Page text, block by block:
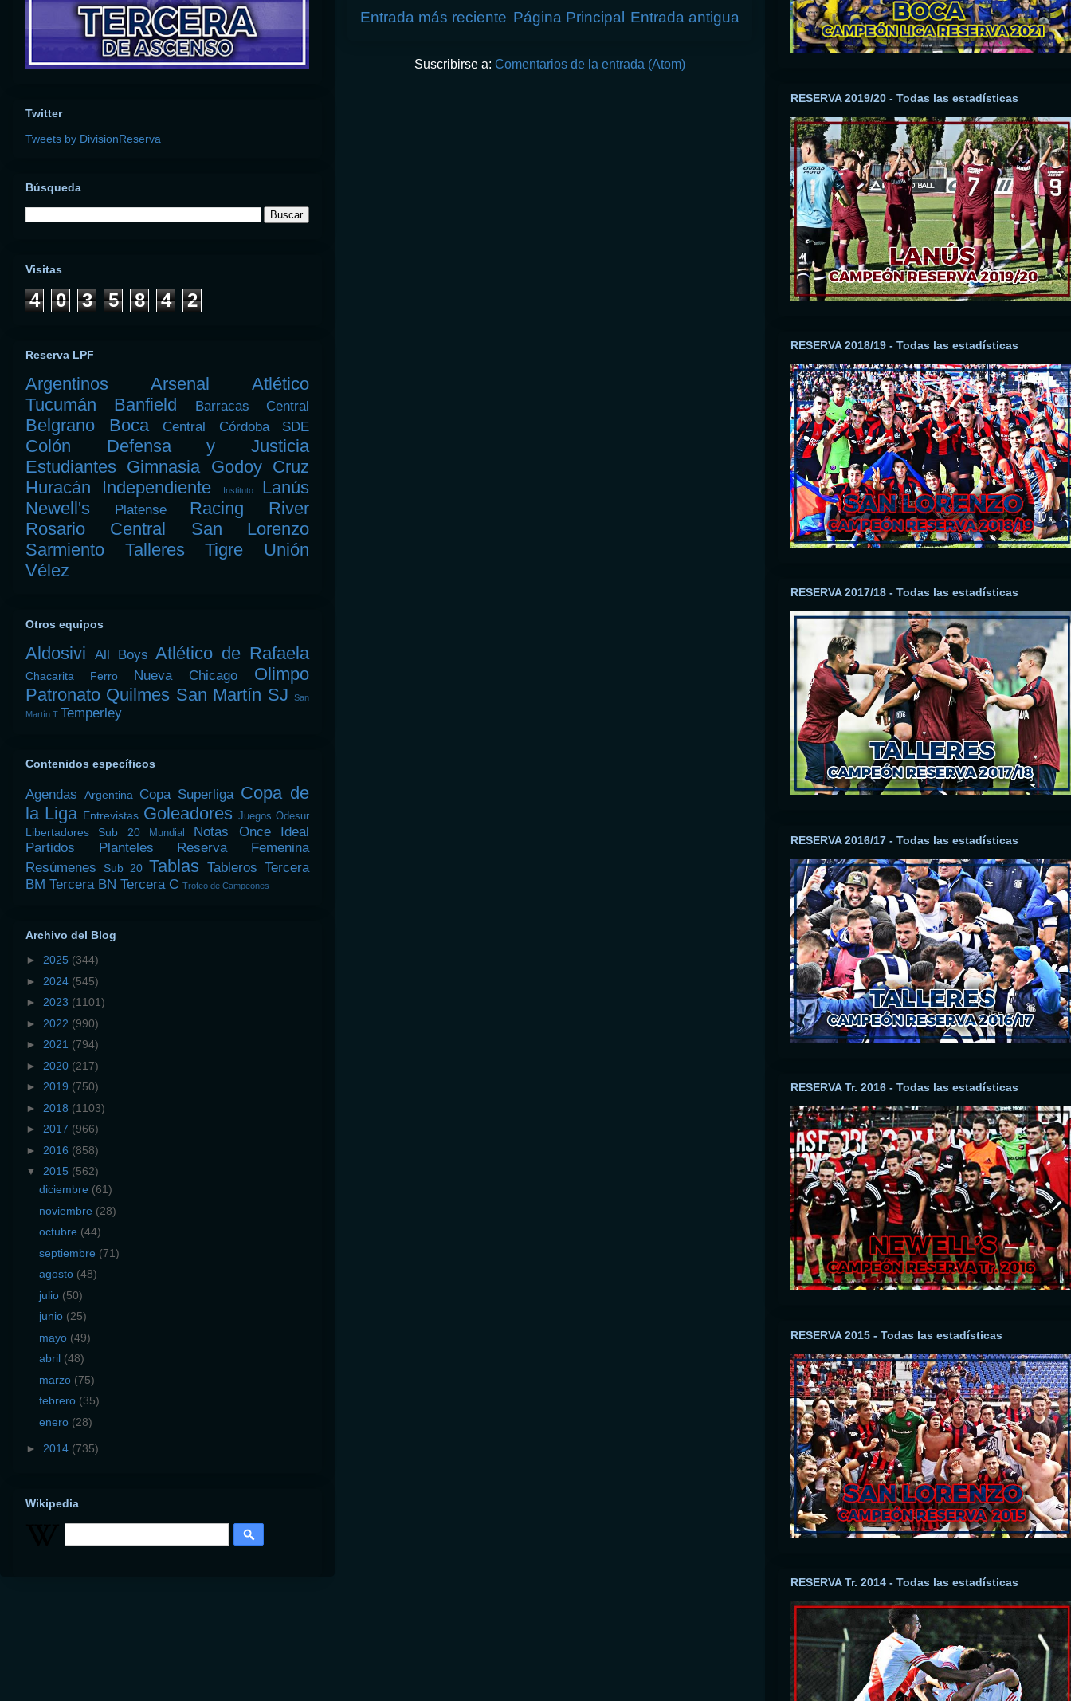
Entrada más reciente Entrada antigua
Página Principal
Suscribirse a: Comentarios de la entrada (Atom)
Twitter
Tweets by DivisionReserva
Búsqueda
Visitas
4 0 3 5 8 4 2
Reserva LPF
Argentinos Arsenal
Atlético
Tucumán
Banfield Barracas Central
Belgrano Boca Central Córdoba SDE
Colón
Defensa y Justicia
Estudiantes Gimnasia Godoy Cruz
Huracán
Independiente Instituto
Lanús
Newell's
Platense Racing
River
Rosario Central
San Lorenzo
Sarmiento
Talleres Tigre
Unión
Vélez
Otros equipos
Aldosivi All Boys Atlético de Rafaela
Chacarita Ferro Nueva Chicago
Olimpo
Patronato Quilmes San Martín SJ
San
Martín T Temperley
Contenidos específicos
Agendas Argentina Copa Superliga Copa de
la Liga Entrevistas Goleadores Juegos Odesur
Libertadores Sub 20 Mundial Notas
Once Ideal
Partidos
Planteles
Reserva Femenina
Resúmenes
Sub 20 Tablas Tableros Tercera
BM Tercera BN Tercera C Trofeo de Campeones
Archivo del Blog
► 2025 (344)
► 2024 (545)
► 2023 (1101)
► 2022 (990)
► 2021 (794)
► 2020 (217)
► 2019 (750)
► 2018 (1103)
► 2017 (966)
► 2016 (858)
▼ 2015 (562)
diciembre (61)
noviembre (28)
octubre (44)
septiembre (71)
agosto (48)
julio (50)
junio (25)
mayo (49)
abril (48)
marzo (75)
febrero (35)
enero (28)
► 2014 (735)
Wikipedia
RESERVA 2019/20 - Todas las estadísticas
RESERVA 2018/19 - Todas las estadísticas
RESERVA 2017/18 - Todas las estadísticas
RESERVA 2016/17 - Todas las estadísticas
RESERVA Tr. 2016 - Todas las estadísticas
RESERVA 2015 - Todas las estadísticas
RESERVA Tr. 2014 - Todas las estadísticas